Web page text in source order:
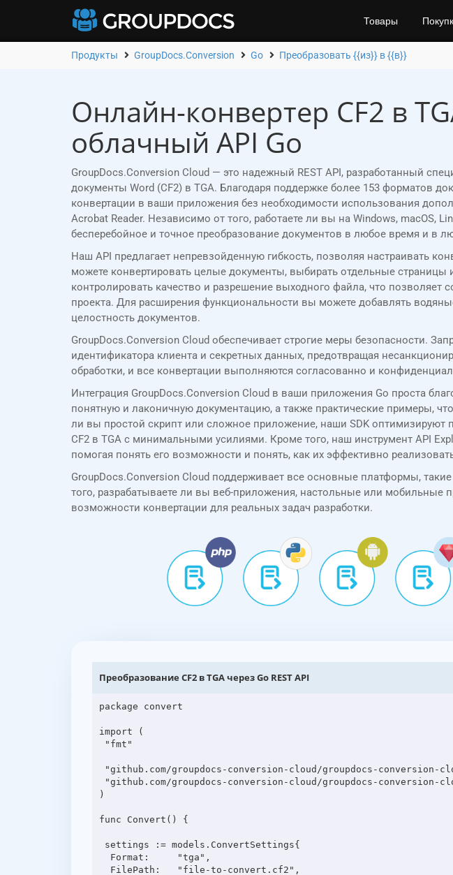
Товары
Продукты GroupDocs.Conversion Go Преобразовать {{из}} в {{в}}
Онлайн-конвертер CF2 в
облачный API Go
GroupDocs.Conversion Cloud — это надежный REST API, разработанный
документы Word (CF2) в TGA. Благодаря поддержке более 153 форматов
конвертации в ваши приложения без необходимости использования
Acrobat Reader. Независимо от того, работаете ли вы на Windows, macOS,
бесперебойное и точное преобразование документов в любое время и в
Наш API предлагает непревзойденную гибкость, позволяя настраивать
можете конвертировать целые документы, выбирать отдельные
контролировать качество и разрешение выходного файла, что
проекта. Для расширения функциональности вы можете добавлять
целостность документов.
GroupDocs.Conversion Cloud обеспечивает строгие меры безопасности.
идентификатора клиента и секретных данных, предотвращая
обработки, и все конвертации выполняются согласованно и
Интеграция GroupDocs.Conversion Cloud в ваши приложения Go проста
понятную и лаконичную документацию, а также практические примеры,
ли вы простой скрипт или сложное приложение, наши SDK оптимизируют
CF2 в TGA с минимальными усилиями. Кроме того, наш инструмент API
помогая понять его возможности и понять, как их эффективно
GroupDocs.Conversion Cloud поддерживает все основные платформы, такие
того, разрабатываете ли вы веб-приложения, настольные или мобильные
возможности конвертации для реальных задач разработки.
Преобразование CF2 в TGA через Go REST API
package convert
import (
)
func Convert() {